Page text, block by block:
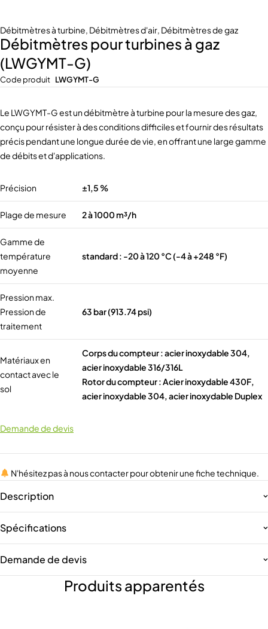
Débitmètres à turbine, Débitmètres d'air, Débitmètres de gaz
Débitmètres pour turbines à gaz
(LWGYMT-G)
Code produit LWGYMT-G
Le LWGYMT-G est un débitmètre à turbine pour la mesure des gaz,
conçu pour résister à des conditions difficiles et fournir des résultats
précis pendant une longue durée de vie, en offrant une large gamme
de débits et d'applications.
Précision ±1,5 %
Plage de mesure 2 à 1000 m³/h
Gamme de
température
moyenne
standard : -20 à 120 °C (-4 à +248 °F)
Pression max.
Pression de
traitement
63 bar (913.74 psi)
Matériaux en
contact avec le
sol
Corps du compteur : acier inoxydable 304,
acier inoxydable 316/316L
Rotor du compteur : Acier inoxydable 430F,
acier inoxydable 304, acier inoxydable Duplex
Demande de devis
N'hésitez pas à nous contacter pour obtenir une fiche technique.
Description
Spécifications
Demande de devis
Produits apparentés